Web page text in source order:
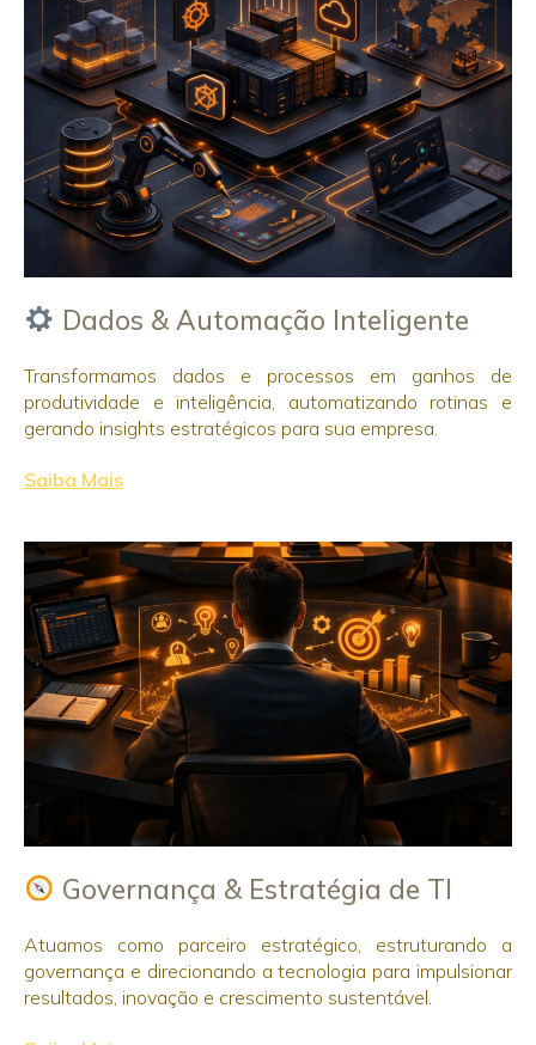
Dados & Automação Inteligente
Transformamos dados e processos em ganhos de
produtividade e inteligência, automatizando rotinas e
gerando insights estratégicos para sua empresa.
Saiba Mais
Governança & Estratégia de TI
Atuamos como parceiro estratégico, estruturando a
governança e direcionando a tecnologia para impulsionar
resultados, inovação e crescimento sustentável.